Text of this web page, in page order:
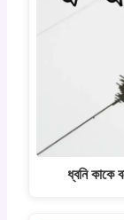
ধ্বনি কাকে